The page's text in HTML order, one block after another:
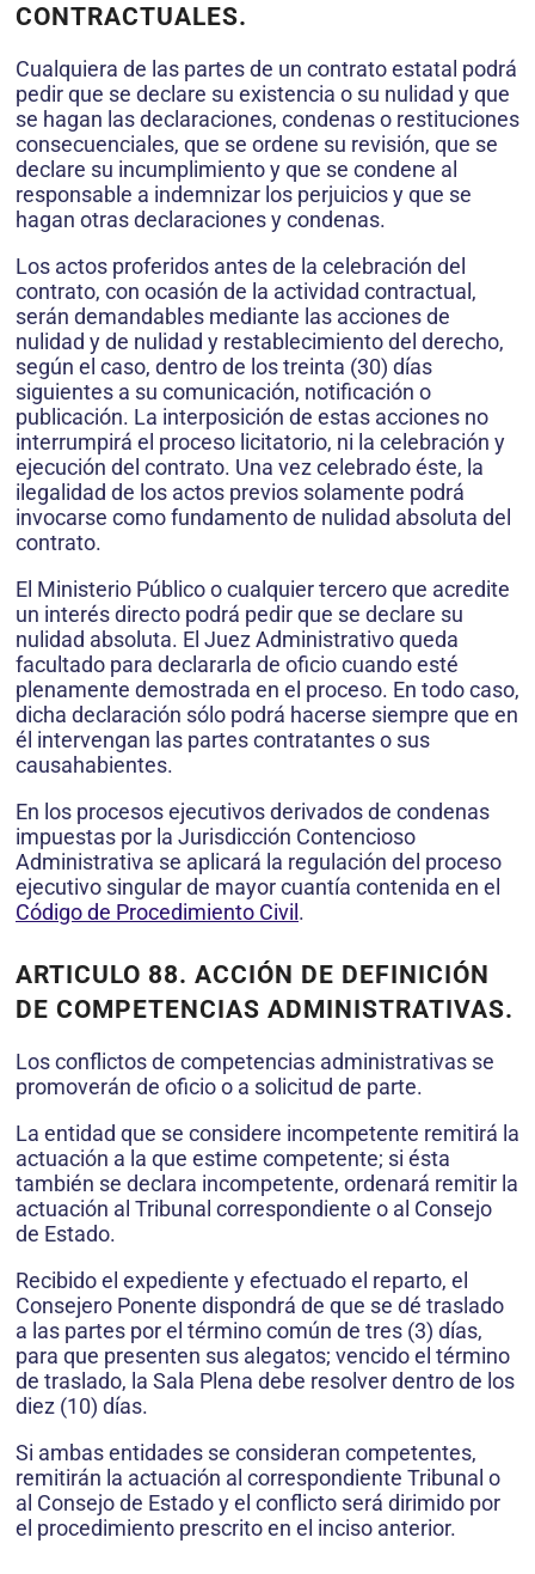
CONTRACTUALES.
Cualquiera de las partes de un contrato estatal podrá
pedir que se declare su existencia o su nulidad y que
se hagan las declaraciones, condenas o restituciones
consecuenciales, que se ordene su revisión, que se
declare su incumplimiento y que se condene al
responsable a indemnizar los perjuicios y que se
hagan otras declaraciones y condenas.
Los actos proferidos antes de la celebración del
contrato, con ocasión de la actividad contractual,
serán demandables mediante las acciones de
nulidad y de nulidad y restablecimiento del derecho,
según el caso, dentro de los treinta (30) días
siguientes a su comunicación, notificación o
publicación. La interposición de estas acciones no
interrumpirá el proceso licitatorio, ni la celebración y
ejecución del contrato. Una vez celebrado éste, la
ilegalidad de los actos previos solamente podrá
invocarse como fundamento de nulidad absoluta del
contrato.
El Ministerio Público o cualquier tercero que acredite
un interés directo podrá pedir que se declare su
nulidad absoluta. El Juez Administrativo queda
facultado para declararla de oficio cuando esté
plenamente demostrada en el proceso. En todo caso,
dicha declaración sólo podrá hacerse siempre que en
él intervengan las partes contratantes o sus
causahabientes.
En los procesos ejecutivos derivados de condenas
impuestas por la Jurisdicción Contencioso
Administrativa se aplicará la regulación del proceso
ejecutivo singular de mayor cuantía contenida en el
Código de Procedimiento Civil.
ARTICULO 88. ACCIÓN DE DEFINICIÓN
DE COMPETENCIAS ADMINISTRATIVAS.
Los conflictos de competencias administrativas se
promoverán de oficio o a solicitud de parte.
La entidad que se considere incompetente remitirá la
actuación a la que estime competente; si ésta
también se declara incompetente, ordenará remitir la
actuación al Tribunal correspondiente o al Consejo
de Estado.
Recibido el expediente y efectuado el reparto, el
Consejero Ponente dispondrá de que se dé traslado
a las partes por el término común de tres (3) días,
para que presenten sus alegatos; vencido el término
de traslado, la Sala Plena debe resolver dentro de los
diez (10) días.
Si ambas entidades se consideran competentes,
remitirán la actuación al correspondiente Tribunal o
al Consejo de Estado y el conflicto será dirimido por
el procedimiento prescrito en el inciso anterior.